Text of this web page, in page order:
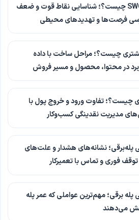
تحلیل SWOT چیست؟؛ شناسایی نقاط قوت و ضعف
فرصت‌ها و تهدیدهای محیطی
چیست؟؛ مراحل ساخت با داده
در محتوا، محصول و مسیر فروش
چیست؟؛ تفاوت ورود و خروج پول با
مدیریت نقدینگی کسب‌وکار
پله‌برقی؛ نشانه‌های هشدار و علت‌های
توقف فوری و تماس با تعمیرکار
پله برقی؛ مهم‌ترین عواملی که عمر پله
می‌دهند